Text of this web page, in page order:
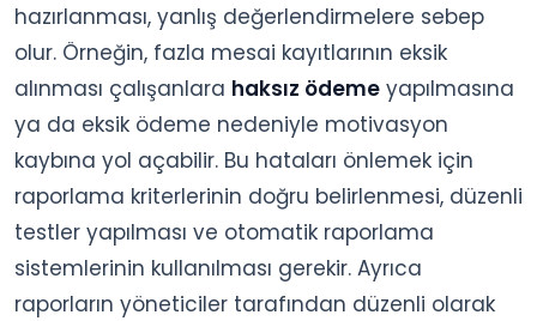
hazırlanması, yanlış değerlendirmelere sebep
olur. Örneğin, fazla mesai kayıtlarının eksik
alınması çalışanlara haksız ödeme yapılmasına
ya da eksik ödeme nedeniyle motivasyon
kaybına yol açabilir. Bu hataları önlemek için
raporlama kriterlerinin doğru belirlenmesi, düzenli
testler yapılması ve otomatik raporlama
sistemlerinin kullanılması gerekir. Ayrıca
raporların yöneticiler tarafından düzenli olarak